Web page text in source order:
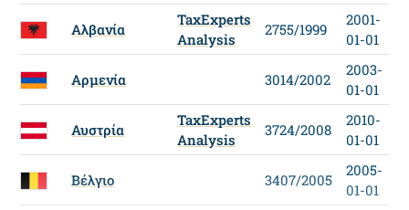
Αλβανία
TaxExperts
Analysis
2755/1999
2001-
01-01
Αρμενία 3014/2002
2003-
01-01
Αυστρία
TaxExperts
Analysis
3724/2008
2010-
01-01
Βέλγιο 3407/2005
2005-
01-01